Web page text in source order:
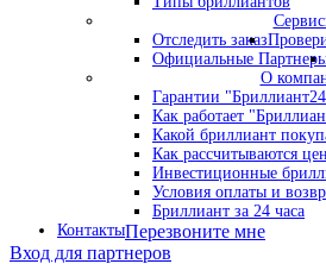
Отследить заказ
Официальные
О
Гарантии
Как работает
Какой бриллиант
Как рассчитываются
Инвестиционные
Условия оплаты и
Бриллиант за 24 часа
КонтактыПерезвоните мне
Вход для партнеров